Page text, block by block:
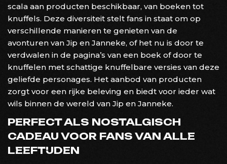
scala aan producten beschikbaar, van boeken tot
knuffels. Deze diversiteit stelt fans in staat om op
verschillende manieren te genieten van de
avonturen van Jip en Janneke, of het nu is door te
verdwalen in de pagina’s van een boek of door te
knuffelen met schattige knuffelbare versies van deze
geliefde personages. Het aanbod van producten
zorgt voor een rijke beleving en biedt voor ieder wat
wils binnen de wereld van Jip en Janneke.
PERFECT ALS NOSTALGISCH
CADEAU VOOR FANS VAN ALLE
LEEFTIJDEN